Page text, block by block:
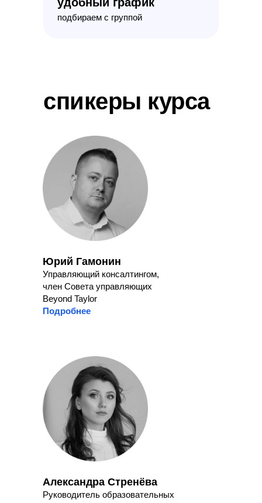
подбираем с группой
спикеры курса
Юрий Гамонин
Управляющий консалтингом,
член Совета управляющих
Beyond Taylor
Подробнее
Александра Стренёва
Руководитель образовательных